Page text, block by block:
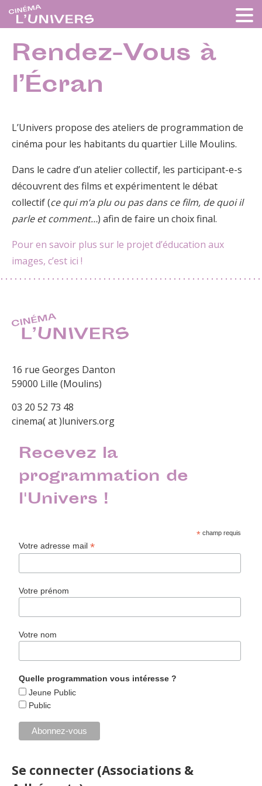
Rendez-Vous à
l’Écran
L’Univers propose des ateliers de programmation de
cinéma pour les habitants du quartier Lille Moulins.
Dans le cadre d’un atelier collectif, les participant-e-s
découvrent des films et expérimentent le débat
collectif (ce qui m’a plu ou pas dans ce film, de quoi il
parle et comment…) afin de faire un choix final.
Pour en savoir plus sur le projet d’éducation aux
images, c’est ici !
16 rue Georges Danton
59000 Lille (Moulins)
03 20 52 73 48
cinema( at )lunivers.org
Recevez la
programmation de
l'Univers !
* champ requis
Votre adresse mail*
Votre prénom
Votre nom
Quelle programmation vous intéresse ?
Jeune Public
Public
Se connecter (Associations &